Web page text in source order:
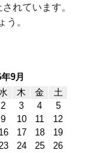
れています。
う。
9月
木 金
土
2 3 4
5
9 10 11
12
16 17 18
19
24 25
26